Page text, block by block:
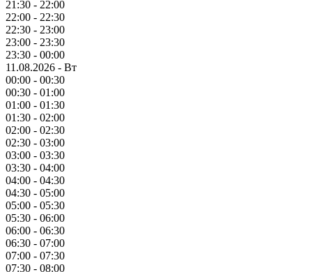
21:30 - 22:00
22:00 - 22:30
22:30 - 23:00
23:00 - 23:30
23:30 - 00:00
11.08.2026 - Вт
00:00 - 00:30
00:30 - 01:00
01:00 - 01:30
01:30 - 02:00
02:00 - 02:30
02:30 - 03:00
03:00 - 03:30
03:30 - 04:00
04:00 - 04:30
04:30 - 05:00
05:00 - 05:30
05:30 - 06:00
06:00 - 06:30
06:30 - 07:00
07:00 - 07:30
07:30 - 08:00